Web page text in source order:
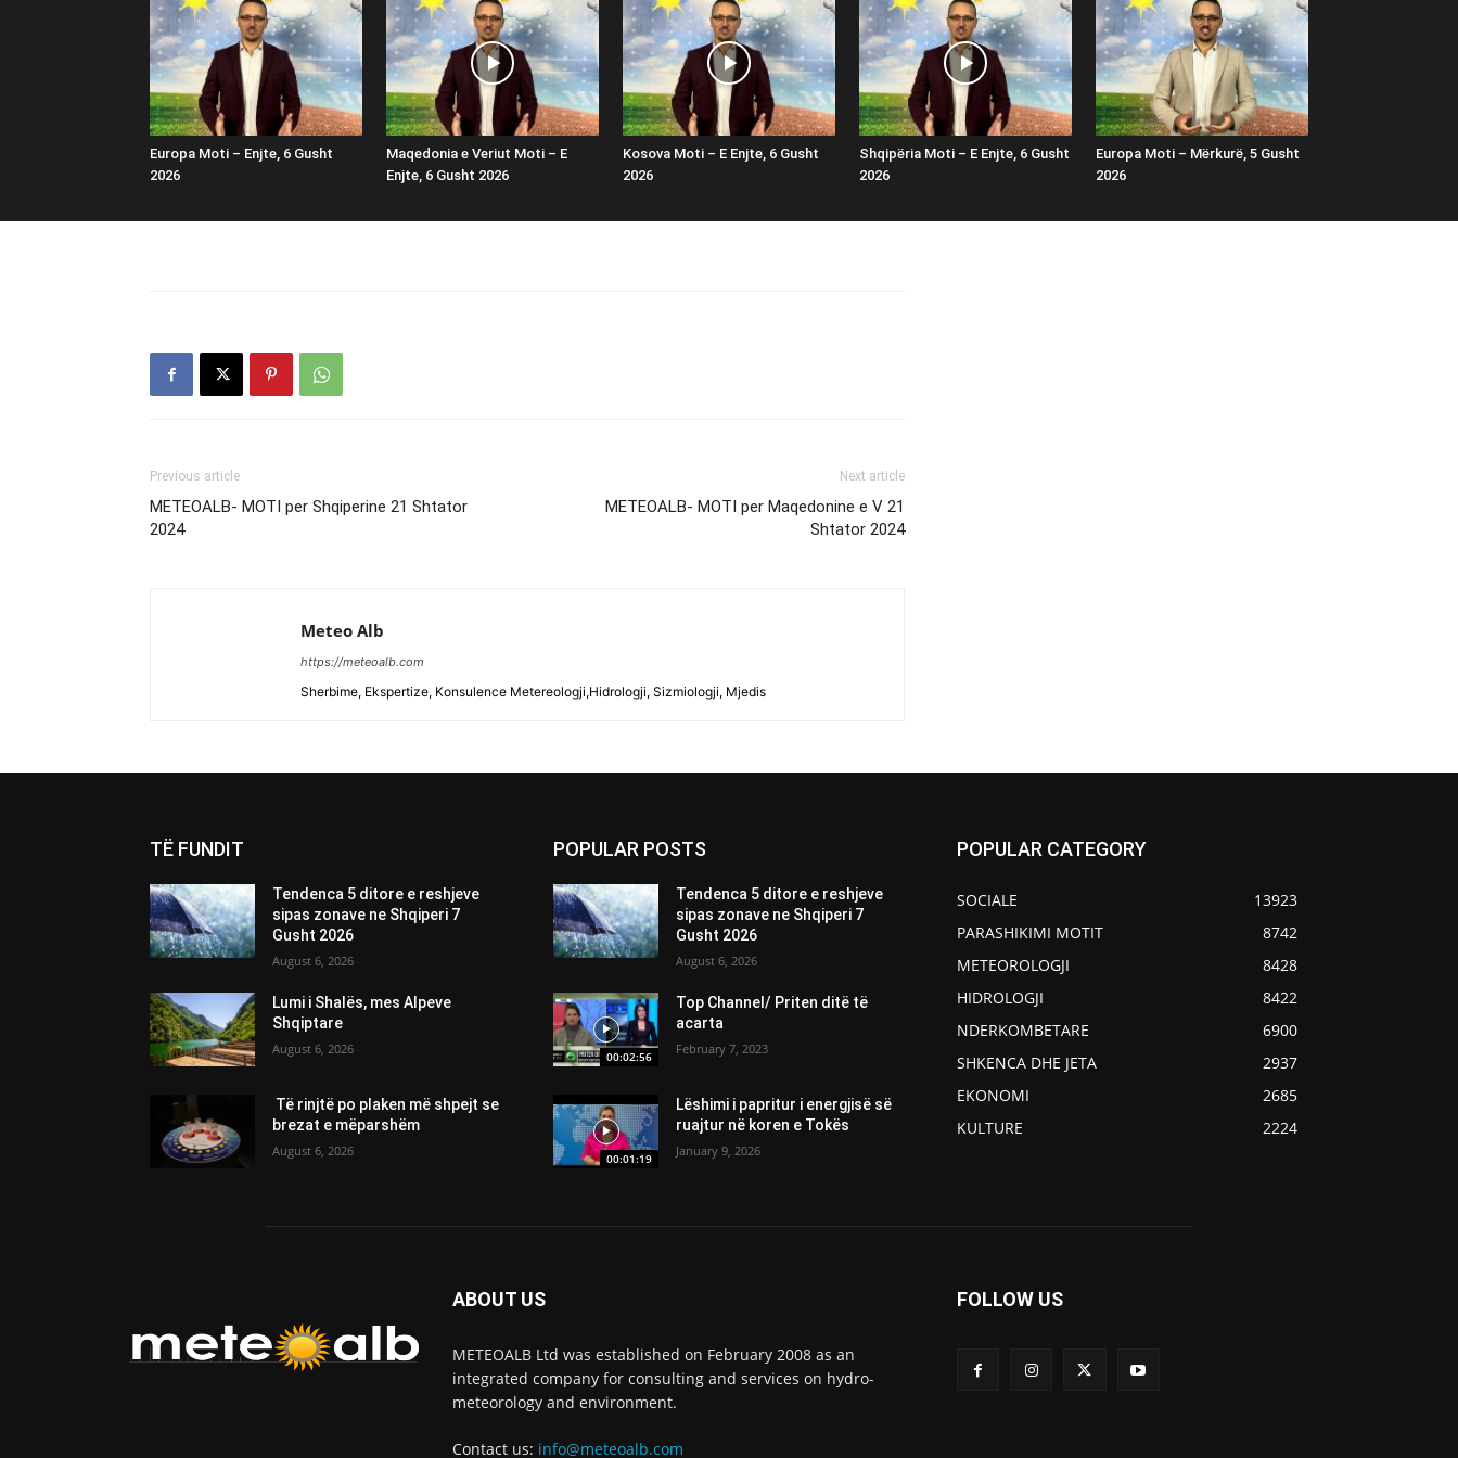
Europa Moti – Enjte, 6 Gusht
2026
Maqedonia e Veriut Moti – E
Enjte, 6 Gusht 2026
Kosova Moti – E Enjte, 6 Gusht
2026
Shqipëria Moti – E Enjte, 6 Gusht
2026
Europa Moti – Mërkurë, 5 Gusht
2026
Previous article
METEOALB- MOTI per Shqiperine 21 Shtator
2024
Next article
METEOALB- MOTI per Maqedonine e V 21
Shtator 2024
Meteo Alb
https://meteoalb.com
Sherbime, Ekspertize, Konsulence Metereologji,Hidrologji, Sizmiologji, Mjedis
TË FUNDIT
Tendenca 5 ditore e reshjeve
sipas zonave ne Shqiperi 7
Gusht 2026
August 6, 2026
Lumi i Shalës, mes Alpeve
Shqiptare
August 6, 2026
Të rinjtë po plaken më shpejt se
brezat e mëparshëm
August 6, 2026
POPULAR POSTS
Tendenca 5 ditore e reshjeve
sipas zonave ne Shqiperi 7
Gusht 2026
August 6, 2026
00:02:56
Top Channel/ Priten ditë të
acarta
February 7, 2023
00:01:19
Lëshimi i papritur i energjisë së
ruajtur në koren e Tokës
January 9, 2026
POPULAR CATEGORY
SOCIALE
13923
PARASHIKIMI MOTIT
8742
METEOROLOGJI
8428
HIDROLOGJI
8422
NDERKOMBETARE
6900
SHKENCA DHE JETA
2937
EKONOMI
2685
KULTURE
2224
ABOUT US
METEOALB Ltd was established on February 2008 as an
integrated company for consulting and services on hydro-
meteorology and environment.
Contact us: info@meteoalb.com
FOLLOW US